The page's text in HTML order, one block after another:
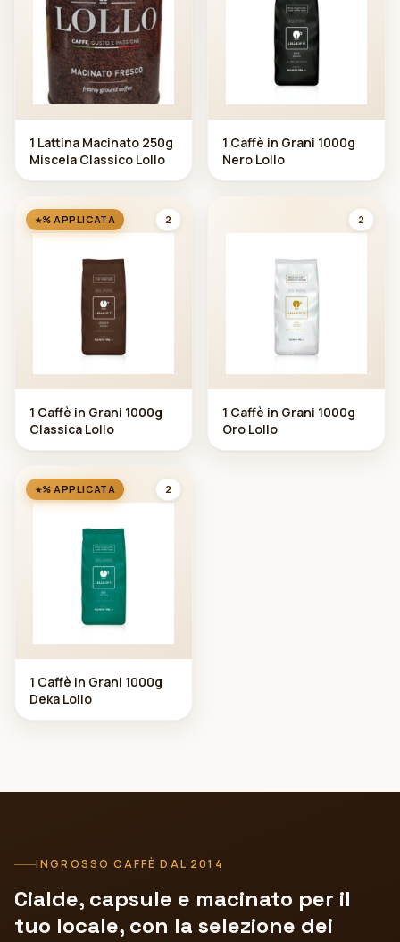
1 Lattina Macinato 250g
Miscela Classico Lollo
1 Caffè in Grani 1000g
Nero Lollo
% APPLICATA 2
1 Caffè in Grani 1000g
Classica Lollo
2
1 Caffè in Grani 1000g
Oro Lollo
% APPLICATA 2
1 Caffè in Grani 1000g
Deka Lollo
INGROSSO CAFFÈ DAL 2014
Cialde, capsule e macinato per il
tuo locale, con la selezione dei